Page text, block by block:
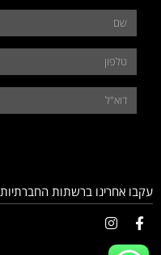
עקבו אחרינו ברשתות החברתיות